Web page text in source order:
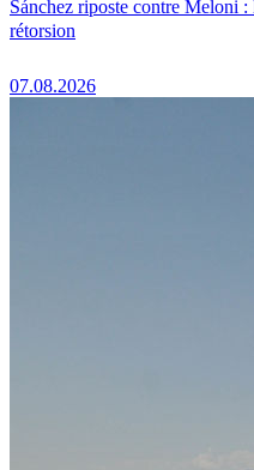
Sánchez riposte contre Meloni :
rétorsion
07.08.2026